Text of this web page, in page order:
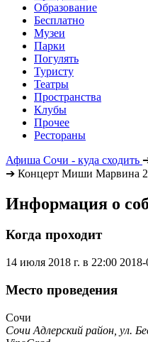
Образование
Бесплатно
Музеи
Парки
Погулять
Туристу
Театры
Пространства
Клубы
Прочее
Рестораны
Афиша Сочи - куда сходить
➔ Концерт Миши Марвина
Информация о
Когда проходит
14 июля 2018 г. в 22:00
Место проведения
Сочи
Сочи Адлерский район, ул.